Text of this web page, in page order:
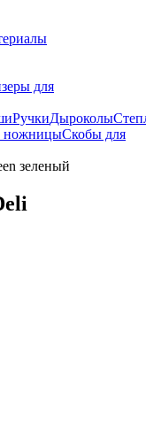
для
РучкиДыроколы
ножницыСкобы для
зеленый